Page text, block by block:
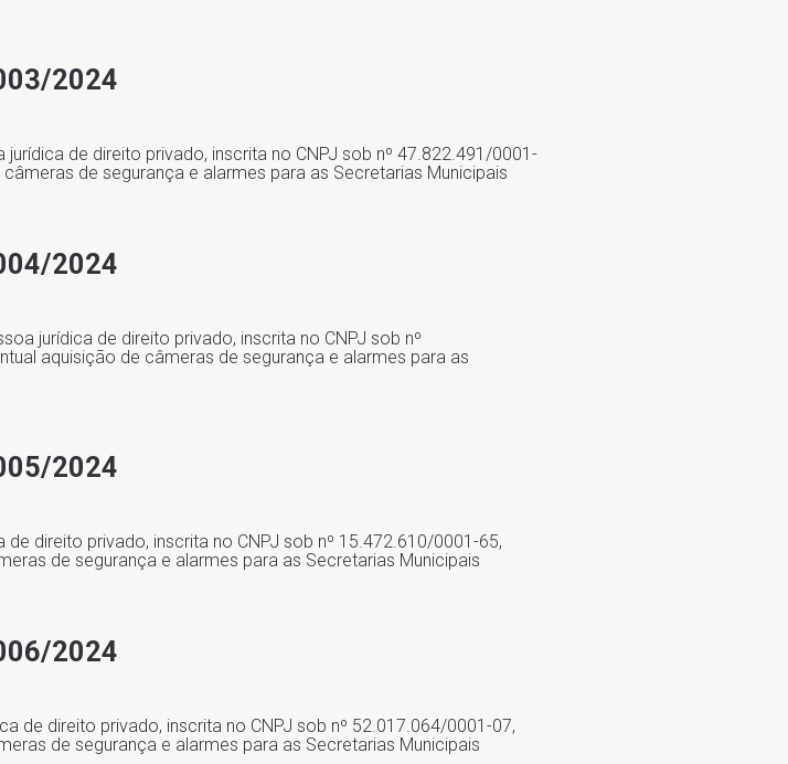
2024
de direito privado, inscrita no CNPJ sob nº 47.822.491/0001-
de segurança e alarmes para as Secretarias Municipais
2024
jurídica de direito privado, inscrita no CNPJ sob nº
aquisição de câmeras de segurança e alarmes para as
2024
direito privado, inscrita no CNPJ sob nº 15.472.610/0001-65,
de segurança e alarmes para as Secretarias Municipais
2024
de direito privado, inscrita no CNPJ sob nº 52.017.064/0001-07,
de segurança e alarmes para as Secretarias Municipais